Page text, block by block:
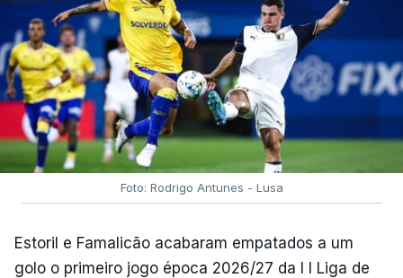
Foto: Rodrigo Antunes - Lusa
Estoril e Famalicão acabaram empatados a um
golo o primeiro jogo época 2026/27 da I I Liga de